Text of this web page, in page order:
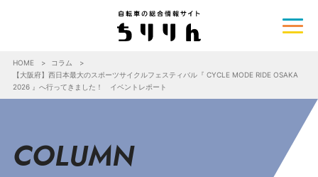
HOME
コラム
【大阪府】西日本最大のスポーツサイクルフェスティバル『 CYCLE MODE RIDE OSAKA
2026 』へ行ってきました！ イベントレポート
COLUMN